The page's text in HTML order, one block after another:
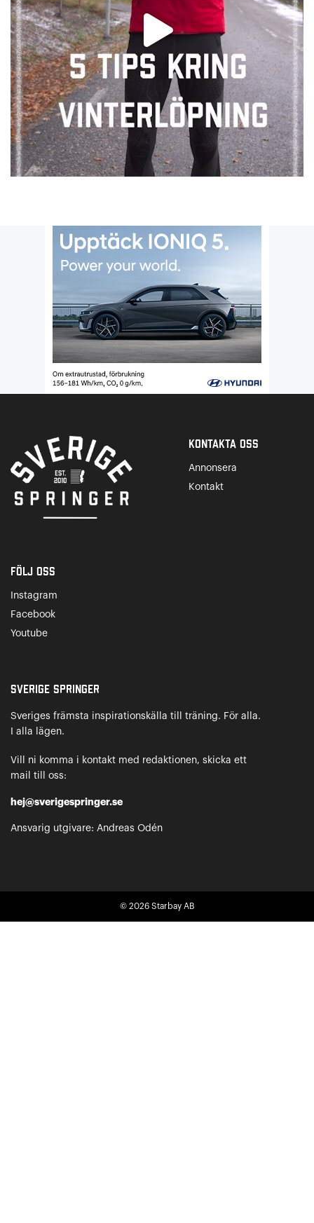
Kontakta Oss
Annonsera
Kontakt
Följ oss
Instagram
Facebook
Youtube
Sverige Springer
Sveriges främsta inspirationskälla till träning. För alla.
I alla lägen.
Vill ni komma i kontakt med redaktionen, skicka ett
mail till oss:
hej@sverigespringer.se
Ansvarig utgivare: Andreas Odén
© 2026 Starbay AB